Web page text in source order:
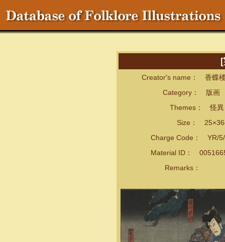
Creator's name： 香蝶楼
Category： 版画
Themes： 怪異・
Size：
Charge Code： YR/5/
Material ID：
Remarks：